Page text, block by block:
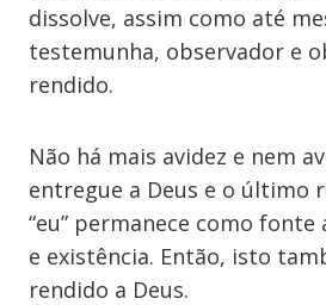
dissolve, assim como até
testemunha, observador e
rendido.
Não há mais avidez e nem
entregue a Deus e o último
“eu” permanece como
e existência. Então, isto
rendido a Deus.